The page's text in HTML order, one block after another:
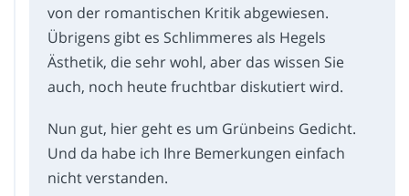
von der romantischen Kritik abgewiesen.
Übrigens gibt es Schlimmeres als Hegels
Ästhetik, die sehr wohl, aber das wissen Sie
auch, noch heute fruchtbar diskutiert wird.
Nun gut, hier geht es um Grünbeins Gedicht.
Und da habe ich Ihre Bemerkungen einfach
nicht verstanden.